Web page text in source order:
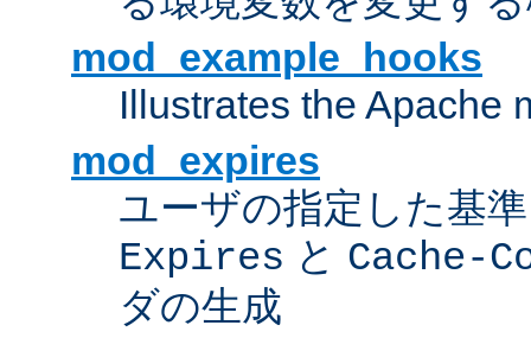
mod_example_hooks
Illustrates the Apache
mod_expires
ユーザの指定した基
Expires と Cache-
ダの生成